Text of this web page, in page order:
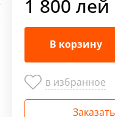
1 800 лей
В корзину
в избранное